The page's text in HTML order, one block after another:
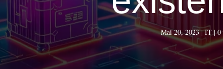
Mai 20, 2023|IT|0